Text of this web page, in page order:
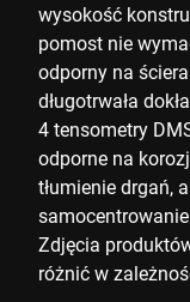
wysokość
pomost nie
odporny na
długotrwała
4 tensometry
odporne na
tłumienie drgań,
Zdjęcia
różnić w